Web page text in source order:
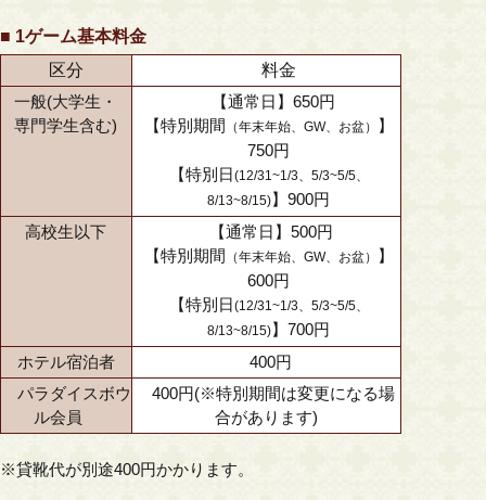
■ 1ゲーム基本料金
区分
料金
一般(大学生・
専門学生含む)
【通常日】650円
【特別期間 （年末年始、GW、お盆）
】
750円
【特別日(12/31~1/3、5/3~5/5、
8/13~8/15)】900円
高校生以下
【通常日】500円
【特別期間 （年末年始、GW、お盆）
】
600円
【特別日(12/31~1/3、5/3~5/5、
8/13~8/15)】700円
ホテル宿泊者
400円
パラダイスボウ
ル会員
400円(※特別期間は変更になる場
合があります)
※貸靴代が別途400円かかります。